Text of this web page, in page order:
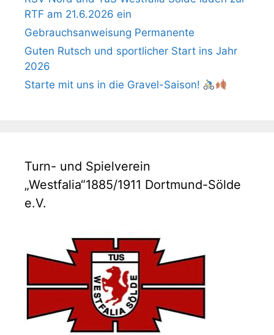
RTF am 21.6.2026 ein
Gebrauchsanweisung Permanente
Guten Rutsch und sportlicher Start ins Jahr
2026
Starte mit uns in die Gravel-Saison!
Turn- und Spielverein
„Westfalia“1885/1911 Dortmund-Sölde
e.V.